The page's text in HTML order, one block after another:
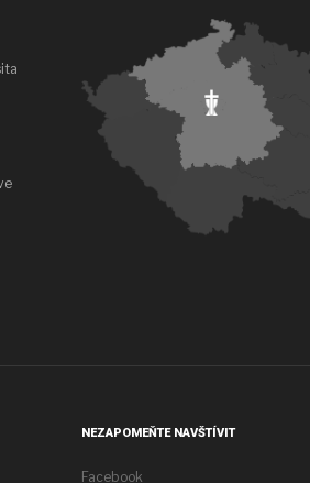
NEZAPOMEŇTE NAVŠTÍVIT
Facebook